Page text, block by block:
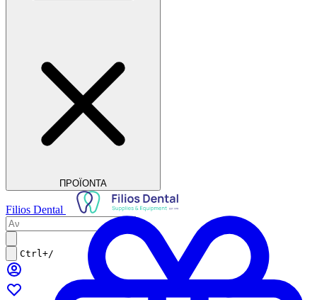
ΠΡΟΪΟΝΤΑ
Filios Dental
Ctrl+/